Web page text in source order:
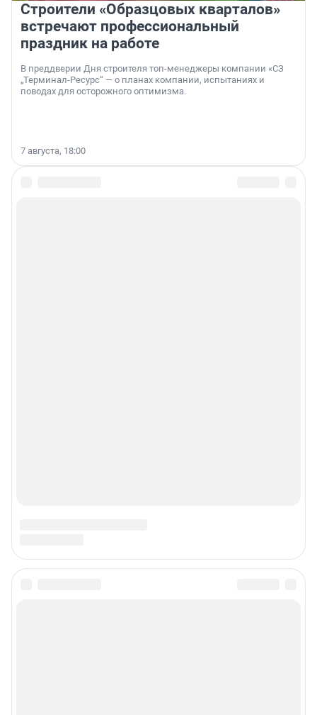
Строители «Образцовых кварталов»
встречают профессиональный
праздник на работе
В преддверии Дня строителя топ-менеджеры компании «СЗ
„Терминал-Ресурс“ — о планах компании, испытаниях и
поводах для осторожного оптимизма.
7 августа, 18:00